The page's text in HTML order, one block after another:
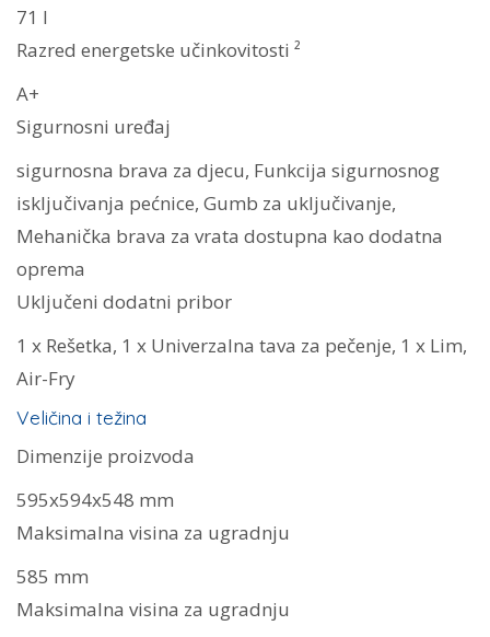
71 l
Razred energetske učinkovitosti ²
A+
Sigurnosni uređaj
sigurnosna brava za djecu, Funkcija sigurnosnog
isključivanja pećnice, Gumb za uključivanje,
Mehanička brava za vrata dostupna kao dodatna
oprema
Uključeni dodatni pribor
1 x Rešetka, 1 x Univerzalna tava za pečenje, 1 x Lim,
Air-Fry
Veličina i težina
Dimenzije proizvoda
595x594x548 mm
Maksimalna visina za ugradnju
585 mm
Maksimalna visina za ugradnju